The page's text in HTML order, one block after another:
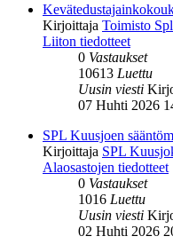
Kirjoittaja Toimisto Spl
Liiton tiedotteet
0 Vastaukset
10613 Luettu
Uusin viesti
07 Huhti 2026
SPL Kuusjoen
Kirjoittaja SPL
Alaosastojen tiedotteet
0 Vastaukset
1016 Luettu
Uusin viesti
02 Huhti 2026